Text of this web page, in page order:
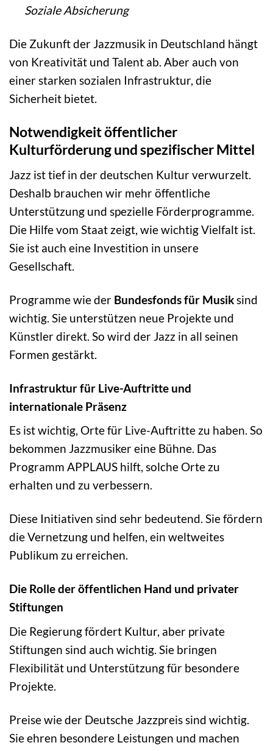
Soziale Absicherung
Die Zukunft der Jazzmusik in Deutschland hängt
von Kreativität und Talent ab. Aber auch von
einer starken sozialen Infrastruktur, die
Sicherheit bietet.
Notwendigkeit öffentlicher
Kulturförderung und spezifischer Mittel
Jazz ist tief in der deutschen Kultur verwurzelt.
Deshalb brauchen wir mehr öffentliche
Unterstützung und spezielle Förderprogramme.
Die Hilfe vom Staat zeigt, wie wichtig Vielfalt ist.
Sie ist auch eine Investition in unsere
Gesellschaft.
Programme wie der Bundesfonds für Musik sind
wichtig. Sie unterstützen neue Projekte und
Künstler direkt. So wird der Jazz in all seinen
Formen gestärkt.
Infrastruktur für Live-Auftritte und
internationale Präsenz
Es ist wichtig, Orte für Live-Auftritte zu haben. So
bekommen Jazzmusiker eine Bühne. Das
Programm APPLAUS hilft, solche Orte zu
erhalten und zu verbessern.
Diese Initiativen sind sehr bedeutend. Sie fördern
die Vernetzung und helfen, ein weltweites
Publikum zu erreichen.
Die Rolle der öffentlichen Hand und privater
Stiftungen
Die Regierung fördert Kultur, aber private
Stiftungen sind auch wichtig. Sie bringen
Flexibilität und Unterstützung für besondere
Projekte.
Preise wie der Deutsche Jazzpreis sind wichtig.
Sie ehren besondere Leistungen und machen